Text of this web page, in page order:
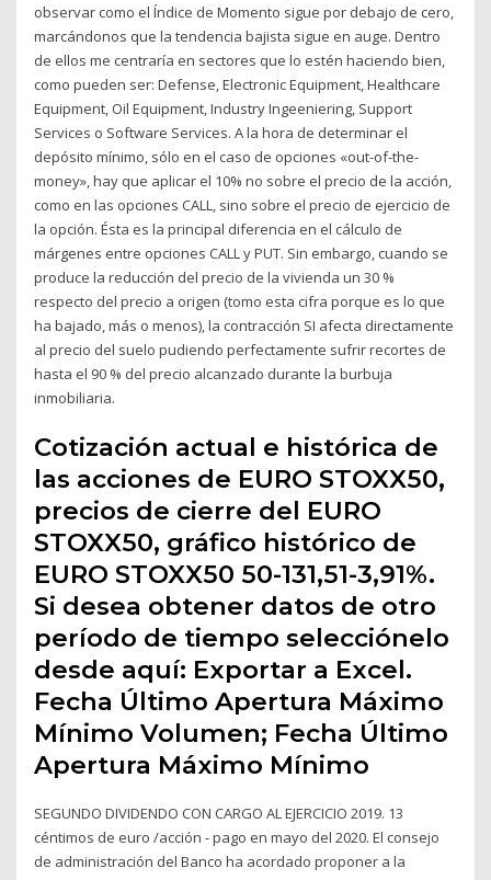
observar como el Índice de Momento sigue por debajo de cero,
marcándonos que la tendencia bajista sigue en auge. Dentro
de ellos me centraría en sectores que lo estén haciendo bien,
como pueden ser: Defense, Electronic Equipment, Healthcare
Equipment, Oil Equipment, Industry Ingeeniering, Support
Services o Software Services. A la hora de determinar el
depósito mínimo, sólo en el caso de opciones «out-of-the-
money», hay que aplicar el 10% no sobre el precio de la acción,
como en las opciones CALL, sino sobre el precio de ejercicio de
la opción. Ésta es la principal diferencia en el cálculo de
márgenes entre opciones CALL y PUT. Sin embargo, cuando se
produce la reducción del precio de la vivienda un 30 %
respecto del precio a origen (tomo esta cifra porque es lo que
ha bajado, más o menos), la contracción SI afecta directamente
al precio del suelo pudiendo perfectamente sufrir recortes de
hasta el 90 % del precio alcanzado durante la burbuja
inmobiliaria.
Cotización actual e histórica de
las acciones de EURO STOXX50,
precios de cierre del EURO
STOXX50, gráfico histórico de
EURO STOXX50 50-131,51-3,91%.
Si desea obtener datos de otro
período de tiempo selecciónelo
desde aquí: Exportar a Excel.
Fecha Último Apertura Máximo
Mínimo Volumen; Fecha Último
Apertura Máximo Mínimo
SEGUNDO DIVIDENDO CON CARGO AL EJERCICIO 2019. 13
céntimos de euro /acción - pago en mayo del 2020. El consejo
de administración del Banco ha acordado proponer a la